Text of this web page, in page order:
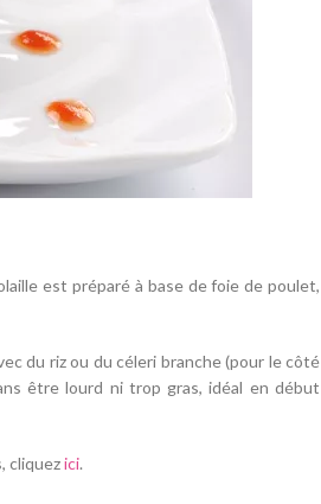
est préparé à base de foie de poulet,
du riz ou du céleri branche (pour le côté
être lourd ni trop gras, idéal en début
cliquezici.